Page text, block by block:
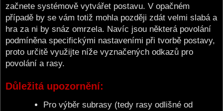
začnete systémově vytvářet postavu. V opačném
případě by se vám totiž mohla později zdát velmi slabá a
hra za ni by snáz omrzela. Navíc jsou některá povolání
podmíněna specifickými nastaveními při tvorbě postavy,
proto určitě využijte níže vyznačených odkazů pro
povolání a rasy.
Důležitá upozornění:
Pro výběr subrasy (tedy rasy odlišné od